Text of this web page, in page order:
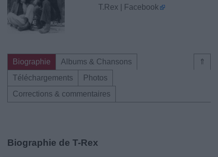
T.Rex | Facebook
⇑
Biographie
Albums & Chansons
Téléchargements
Photos
Corrections & commentaires
Biographie de T-Rex